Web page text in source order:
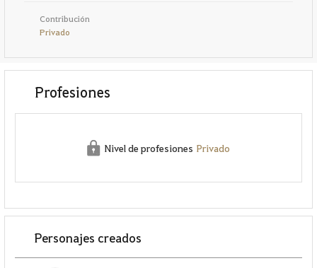
Contribución
Privado
Profesiones
Nivel de profesiones Privado
Personajes creados